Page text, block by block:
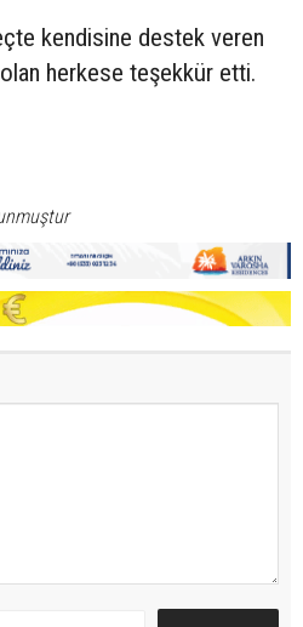
kendisine destek veren
herkese teşekkür etti.